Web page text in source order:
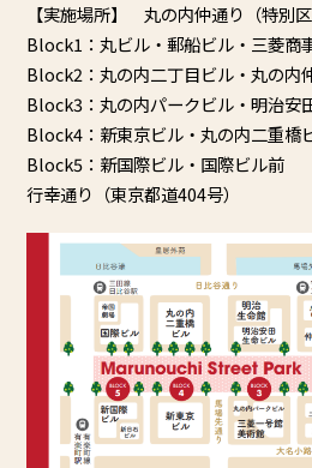
【実施場所】 丸の内仲通り（特別
Block1：丸ビル・郵船ビル・三菱商
Block2：丸の内二丁目ビル・丸の内
Block3：丸の内パークビル・明治安
Block4：新東京ビル・丸の内二重橋
Block5：新国際ビル・国際ビル前
行幸通り（東京都道404号）